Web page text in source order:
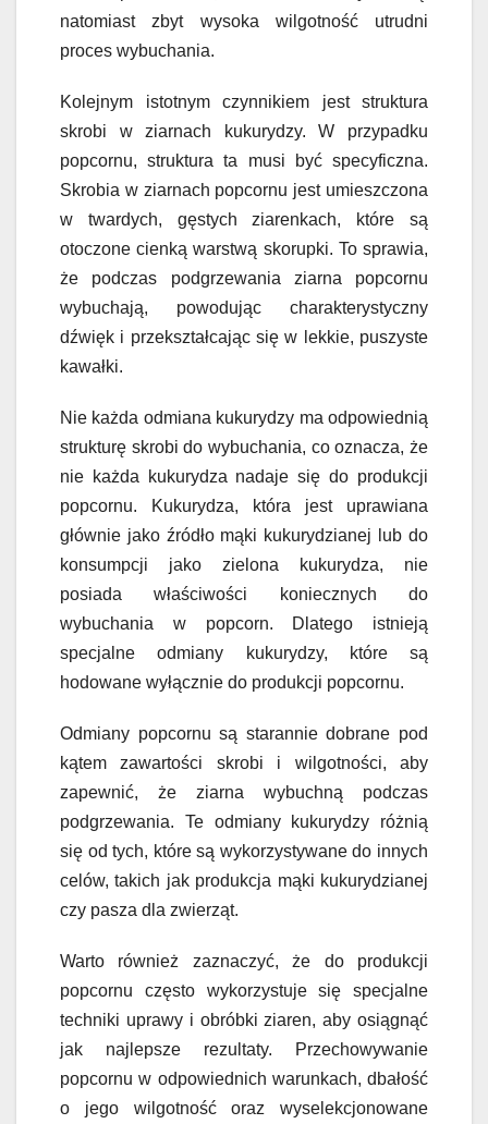
natomiast zbyt wysoka wilgotność utrudni
proces wybuchania.
Kolejnym istotnym czynnikiem jest struktura
skrobi w ziarnach kukurydzy. W przypadku
popcornu, struktura ta musi być specyficzna.
Skrobia w ziarnach popcornu jest umieszczona
w twardych, gęstych ziarenkach, które są
otoczone cienką warstwą skorupki. To sprawia,
że podczas podgrzewania ziarna popcornu
wybuchają, powodując charakterystyczny
dźwięk i przekształcając się w lekkie, puszyste
kawałki.
Nie każda odmiana kukurydzy ma odpowiednią
strukturę skrobi do wybuchania, co oznacza, że
nie każda kukurydza nadaje się do produkcji
popcornu. Kukurydza, która jest uprawiana
głównie jako źródło mąki kukurydzianej lub do
konsumpcji jako zielona kukurydza, nie
posiada właściwości koniecznych do
wybuchania w popcorn. Dlatego istnieją
specjalne odmiany kukurydzy, które są
hodowane wyłącznie do produkcji popcornu.
Odmiany popcornu są starannie dobrane pod
kątem zawartości skrobi i wilgotności, aby
zapewnić, że ziarna wybuchną podczas
podgrzewania. Te odmiany kukurydzy różnią
się od tych, które są wykorzystywane do innych
celów, takich jak produkcja mąki kukurydzianej
czy pasza dla zwierząt.
Warto również zaznaczyć, że do produkcji
popcornu często wykorzystuje się specjalne
techniki uprawy i obróbki ziaren, aby osiągnąć
jak najlepsze rezultaty. Przechowywanie
popcornu w odpowiednich warunkach, dbałość
o jego wilgotność oraz wyselekcjonowane